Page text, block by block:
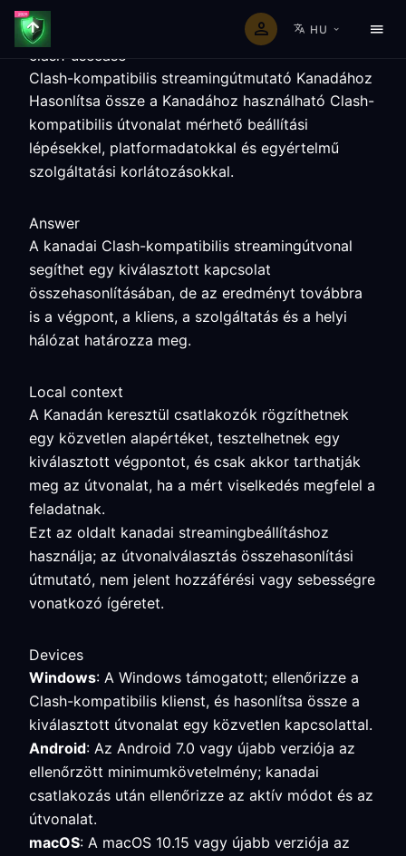
HU
clash-usecase
Clash-kompatibilis streamingútmutató Kanadához
Hasonlítsa össze a Kanadához használható Clash-
kompatibilis útvonalat mérhető beállítási
lépésekkel, platformadatokkal és egyértelmű
szolgáltatási korlátozásokkal.
Answer
A kanadai Clash-kompatibilis streamingútvonal
segíthet egy kiválasztott kapcsolat
összehasonlításában, de az eredményt továbbra
is a végpont, a kliens, a szolgáltatás és a helyi
hálózat határozza meg.
Local context
A Kanadán keresztül csatlakozók rögzíthetnek
egy közvetlen alapértéket, tesztelhetnek egy
kiválasztott végpontot, és csak akkor tarthatják
meg az útvonalat, ha a mért viselkedés megfelel a
feladatnak.
Ezt az oldalt kanadai streamingbeállításhoz
használja; az útvonalválasztás összehasonlítási
útmutató, nem jelent hozzáférési vagy sebességre
vonatkozó ígéretet.
Devices
Windows: A Windows támogatott; ellenőrizze a
Clash-kompatibilis klienst, és hasonlítsa össze a
kiválasztott útvonalat egy közvetlen kapcsolattal.
Android: Az Android 7.0 vagy újabb verziója az
ellenőrzött minimumkövetelmény; kanadai
csatlakozás után ellenőrizze az aktív módot és az
útvonalat.
macOS: A macOS 10.15 vagy újabb verziója az